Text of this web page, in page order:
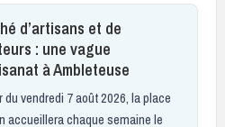
d’artisans et de
: une vague
à Ambleteuse
du vendredi 7 août 2026, la place
accueillera chaque semaine le